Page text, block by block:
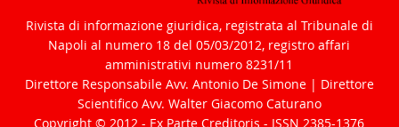
Rivista di informazione giuridica, registrata al Tribunale di
Napoli al numero 18 del 05/03/2012, registro affari
amministrativi numero 8231/11
Direttore Responsabile Avv. Antonio De Simone | Direttore
Scientifico Avv. Walter Giacomo Caturano
Copyright © 2012 - Ex Parte Creditoris - ISSN 2385-1376